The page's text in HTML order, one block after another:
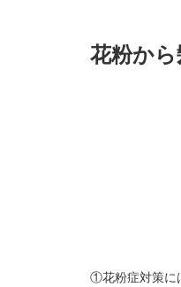
花粉か
①花粉症対策に